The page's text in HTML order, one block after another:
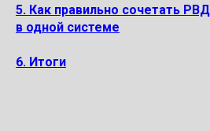
5. Как правильно сочетать
в одной системе
6. Итоги